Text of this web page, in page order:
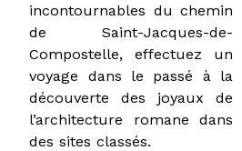
incontournables du chemin
de Saint-Jacques-de-
Compostelle, effectuez un
voyage dans le passé à la
découverte des joyaux de
l’architecture romane dans
des sites classés.